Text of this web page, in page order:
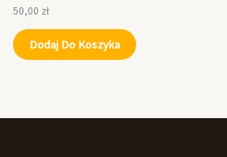
50,00 zł
Dodaj Do Koszyka